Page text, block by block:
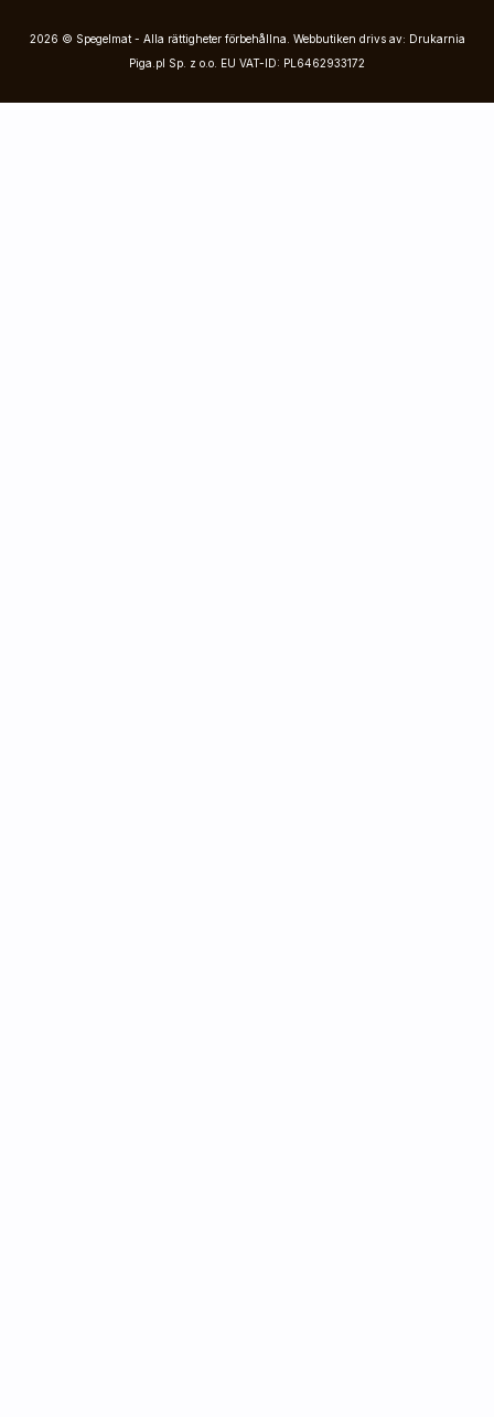
2026 © Spegelmat - Alla rättigheter förbehållna. Webbutiken drivs av: Drukarnia
Piga.pl Sp. z o.o. EU VAT-ID: PL6462933172